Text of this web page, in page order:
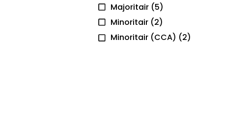
Majoritair (5)
Minoritair (2)
Minoritair (CCA) (2)